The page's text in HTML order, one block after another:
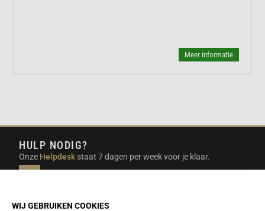
Meer informatie
HULP NODIG?
Onze Helpdesk staat 7 dagen per week voor je klaar.
beantwoorden.
WIJ GEBRUIKEN COOKIES